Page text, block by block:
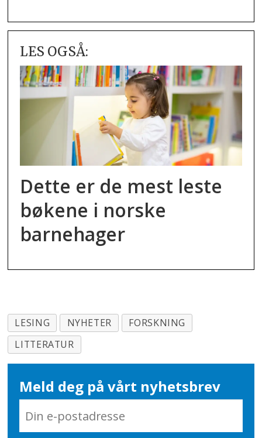
LES OGSÅ:
Dette er de mest leste
bøkene i norske
barnehager
LESING NYHETER
FORSKNING
LITTERATUR
Meld deg på vårt nyhetsbrev